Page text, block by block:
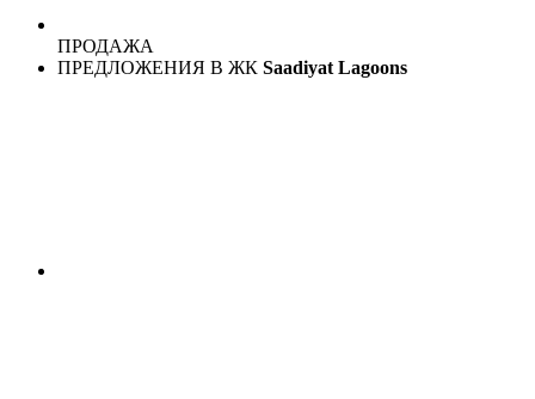
ПРОДАЖА
ПРЕДЛОЖЕНИЯ В ЖК Saadiyat Lagoons